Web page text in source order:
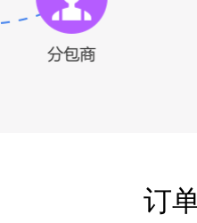
订